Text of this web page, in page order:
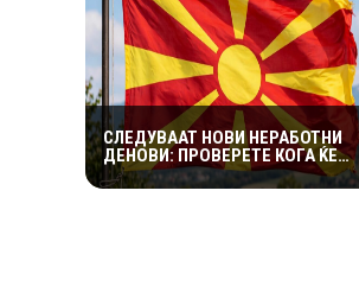
СЛЕДУВААТ НОВИ НЕРАБОТНИ
ДЕНОВИ: ПРОВЕРЕТЕ КОГА ЌЕ
ИМАМЕ ПРОДОЛЖЕНИ ВИКЕНДИ